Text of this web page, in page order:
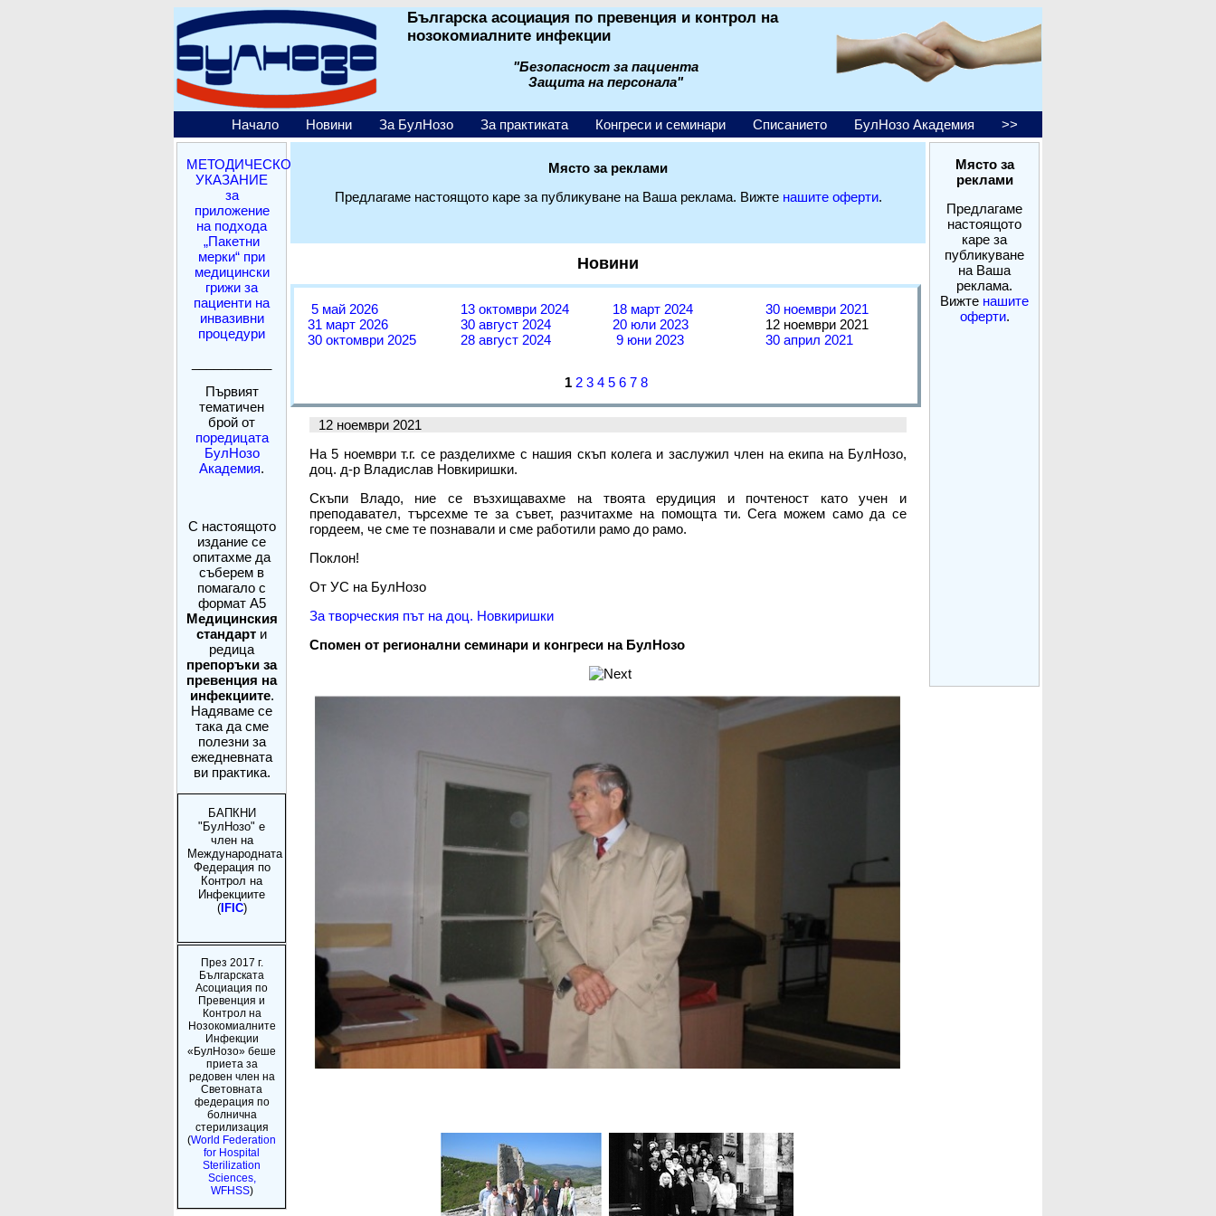
Българска асоциация по превенция и контрол на
нозокомиалните инфекции
"Безопасност за пациента
Защита на персонала"
Начало Новини За БулНозо За практиката Конгреси и семинари Списанието БулНозо Академия >>
МЕТОДИЧЕСКО
УКАЗАНИЕ
за
приложение
на подхода
„Пакетни
мерки“ при
медицински
грижи за
пациенти на
инвазивни
процедури
Първият
тематичен
брой от
поредицата
БулНозо
Академия.
С настоящото
издание се
опитахме да
съберем в
помагало с
формат А5
Медицинския
стандарт и
редица
препоръки за
превенция на
инфекциите.
Надяваме се
така да сме
полезни за
ежедневната
ви практика.
БАПКНИ
"БулНозо" е
член на
Международната
Федерация по
Контрол на
Инфекциите
(IFIC)
През 2017 г.
Българската
Асоциация по
Превенция и
Контрол на
Нозокомиалните
Инфекции
«БулНозо» беше
приета за
редовен член на
Световната
федерация по
болнична
стерилизация
(World Federation
for Hospital
Sterilization
Sciences,
WFHSS)
Място за
реклами
Предлагаме
настоящото
каре за
публикуване
на Ваша
реклама.
Вижте нашите
оферти.
Място за реклами
Предлагаме настоящото каре за публикуване на Ваша реклама. Вижте нашите оферти.
Новини
5 май 2026
31 март 2026
30 октомври 2025
13 октомври 2024
30 август 2024
28 август 2024
18 март 2024
20 юли 2023
9 юни 2023
30 ноември 2021
12 ноември 2021
30 април 2021
1 2 3 4 5 6 7 8
12 ноември 2021
На 5 ноември т.г. се разделихме с нашия скъп колега и заслужил член на екипа на БулНозо,
доц. д-р Владислав Новкиришки.
Скъпи Владо, ние се възхищавахме на твоята ерудиция и почтеност като учен и
преподавател, търсехме те за съвет, разчитахме на помощта ти. Сега можем само да се
гордеем, че сме те познавали и сме работили рамо до рамо.
Поклон!
От УС на БулНозо
За творческия път на доц. Новкиришки
Спомен от регионални семинари и конгреси на БулНозо